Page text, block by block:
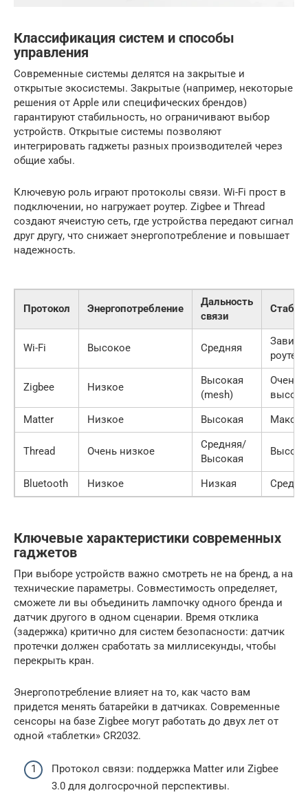
Классификация систем и способы
управления
Современные системы делятся на закрытые и
открытые экосистемы. Закрытые (например, некоторые
решения от Apple или специфических брендов)
гарантируют стабильность, но ограничивают выбор
устройств. Открытые системы позволяют
интегрировать гаджеты разных производителей через
общие хабы.
Ключевую роль играют протоколы связи. Wi-Fi прост в
подключении, но нагружает роутер. Zigbee и Thread
создают ячеистую сеть, где устройства передают сигнал
друг другу, что снижает энергопотребление и повышает
надежность.
Протокол Энергопотребление
Дальность
связи
Wi-Fi Высокое Средняя
роутера
Zigbee Низкое
Высокая
(mesh)
Очень
Matter
Низкое Высокая
Thread Очень низкое
Средняя/
Высокая
Bluetooth Низкое Низкая
Ключевые характеристики современных
гаджетов
При выборе устройств важно смотреть не на бренд, а на
технические параметры. Совместимость определяет,
сможете ли вы объединить лампочку одного бренда и
датчик другого в одном сценарии. Время отклика
(задержка) критично для систем безопасности: датчик
протечки должен сработать за миллисекунды, чтобы
перекрыть кран.
Энергопотребление влияет на то, как часто вам
придется менять батарейки в датчиках. Современные
сенсоры на базе Zigbee могут работать до двух лет от
одной «таблетки» CR2032.
Протокол связи: поддержка Matter или Zigbee
3.0 для долгосрочной перспективы.